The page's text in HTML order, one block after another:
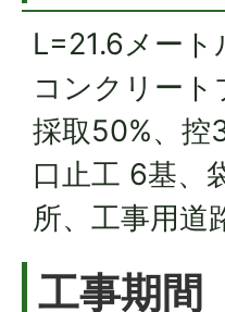
L=21.6メート
コンクリー
採取50%、控
口止工 6基、
所、工事用道
工事期間